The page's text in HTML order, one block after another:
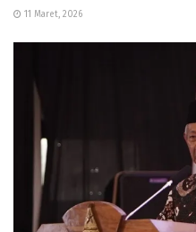
11 Maret, 2026